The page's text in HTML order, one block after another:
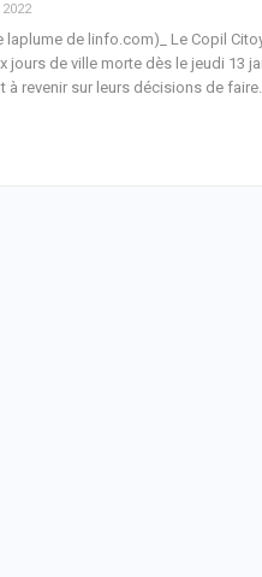
laplume de linfo.com)_ Le Copil
jours de ville morte dès le jeudi 13
à revenir sur leurs décisions de faire